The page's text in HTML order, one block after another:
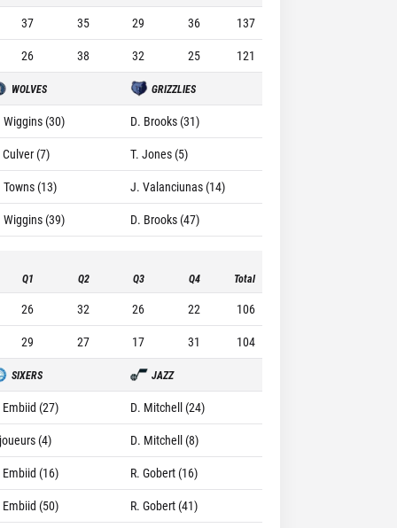
37 35 29 36
137
26
38 32 25 121
WOLVES GRIZZLIES
Wiggins (30)
D. Brooks (31)
(7)
T. Jones (5)
Towns (13)
J. Valanciunas (14)
Wiggins (39)
D. Brooks (47)
Q1 Q2 Q3 Q4 Total
26 32 26 22
106
29
27 17 31 104
SIXERS JAZZ
(27)
D. Mitchell (24)
(4)
D. Mitchell (8)
(16)
R. Gobert (16)
(50)
R. Gobert (41)